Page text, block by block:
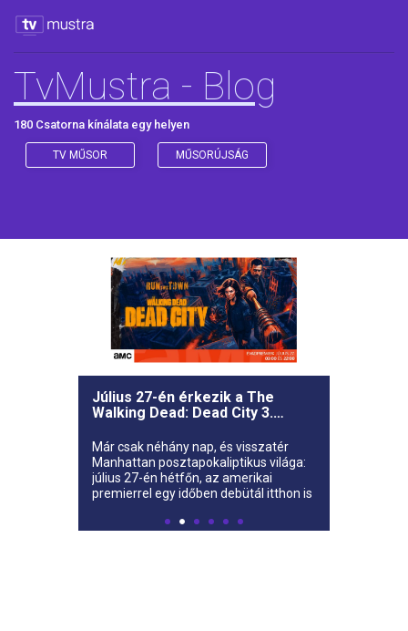
TvMustra - Blog
180 Csatorna kínálata egy helyen
TV MŰSOR MŰSORÚJSÁG
Július 27-én érkezik a The
Walking Dead: Dead City 3.
Már csak néhány nap, és visszatér
Manhattan posztapokaliptikus világa:
július 27-én hétfőn, az amerikai
premierrel egy időben debütál itthon is
City harmadik évada.